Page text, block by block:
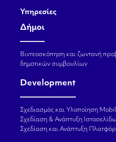
Υπηρεσίες
Δήμοι
Βιντεοσκόπηση και ζωντανή
δημοτικών συμβουλίων
Development
Σχεδιασμός και Υλοποίηση
Σχεδίαση & Ανάπτυξη
Σχεδίαση και Ανάπτυξη